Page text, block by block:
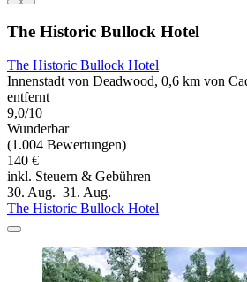
The Historic Bullock Hotel
The Historic Bullock Hotel
Innenstadt von Deadwood, 0,6 km von
entfernt
9,0/10
Wunderbar
(1.004 Bewertungen)
140 €
inkl. Steuern & Gebühren
30. Aug.–31. Aug.
The Historic Bullock Hotel